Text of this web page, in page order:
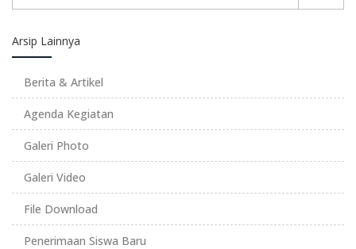
Arsip Lainnya
Berita & Artikel
Agenda Kegiatan
Galeri Photo
Galeri Video
File Download
Penerimaan Siswa Baru